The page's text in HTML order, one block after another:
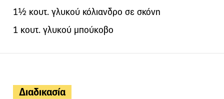
1½ κουτ. γλυκού κόλιανδρο σε σκόνη
1 κουτ. γλυκού μπούκοβο
Διαδικασία